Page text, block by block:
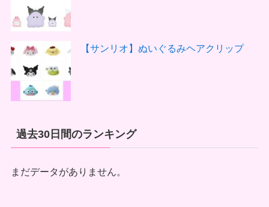
【サンリオ】ぬいぐるみヘアクリップ
過去30日間のランキング
まだデータがありません。